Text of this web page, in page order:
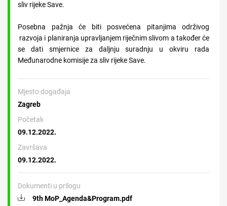
sliv rijeke Save.
Posebna pažnja će biti posvećena pitanjima održivog
razvoja i planiranja upravljanjem riječnim slivom a također će
se dati smjernice za daljnju suradnju u okviru rada
Međunarodne komisije za sliv rijeke Save.
Mjesto događaja
Zagreb
Početak
09.12.2022.
Završava
09.12.2022.
Dokumenti u prilogu
9th MoP_Agenda&Program.pdf